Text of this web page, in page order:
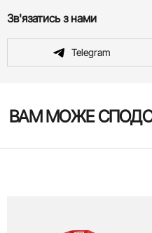
Зв'язатись з нами
Telegram
ВАМ МОЖЕ